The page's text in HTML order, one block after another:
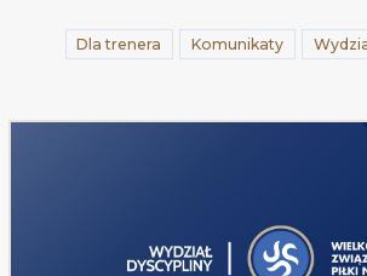
Dla trenera Komunikaty